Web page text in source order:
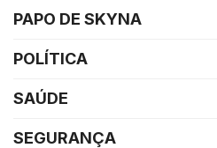
PAPO DE SKYNA
POLÍTICA
SAÚDE
SEGURANÇA